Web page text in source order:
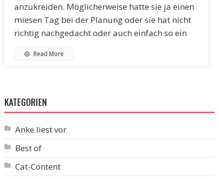
anzukreiden. Möglicherweise hatte sie ja einen
miesen Tag bei der Planung oder sie hat nicht
richtig nachgedacht oder auch einfach so ein
Read More
KATEGORIEN
Anke liest vor
Best of
Cat-Content